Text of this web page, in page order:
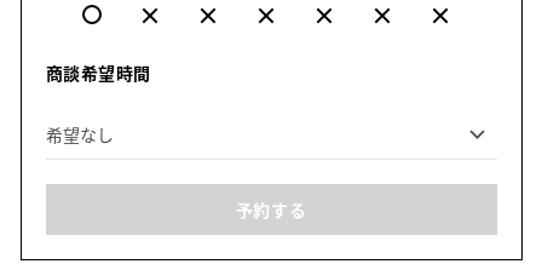
商談希望時間
予約する